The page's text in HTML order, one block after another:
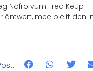
Nofro vum Fred Keup
äntwert, mee bleift den